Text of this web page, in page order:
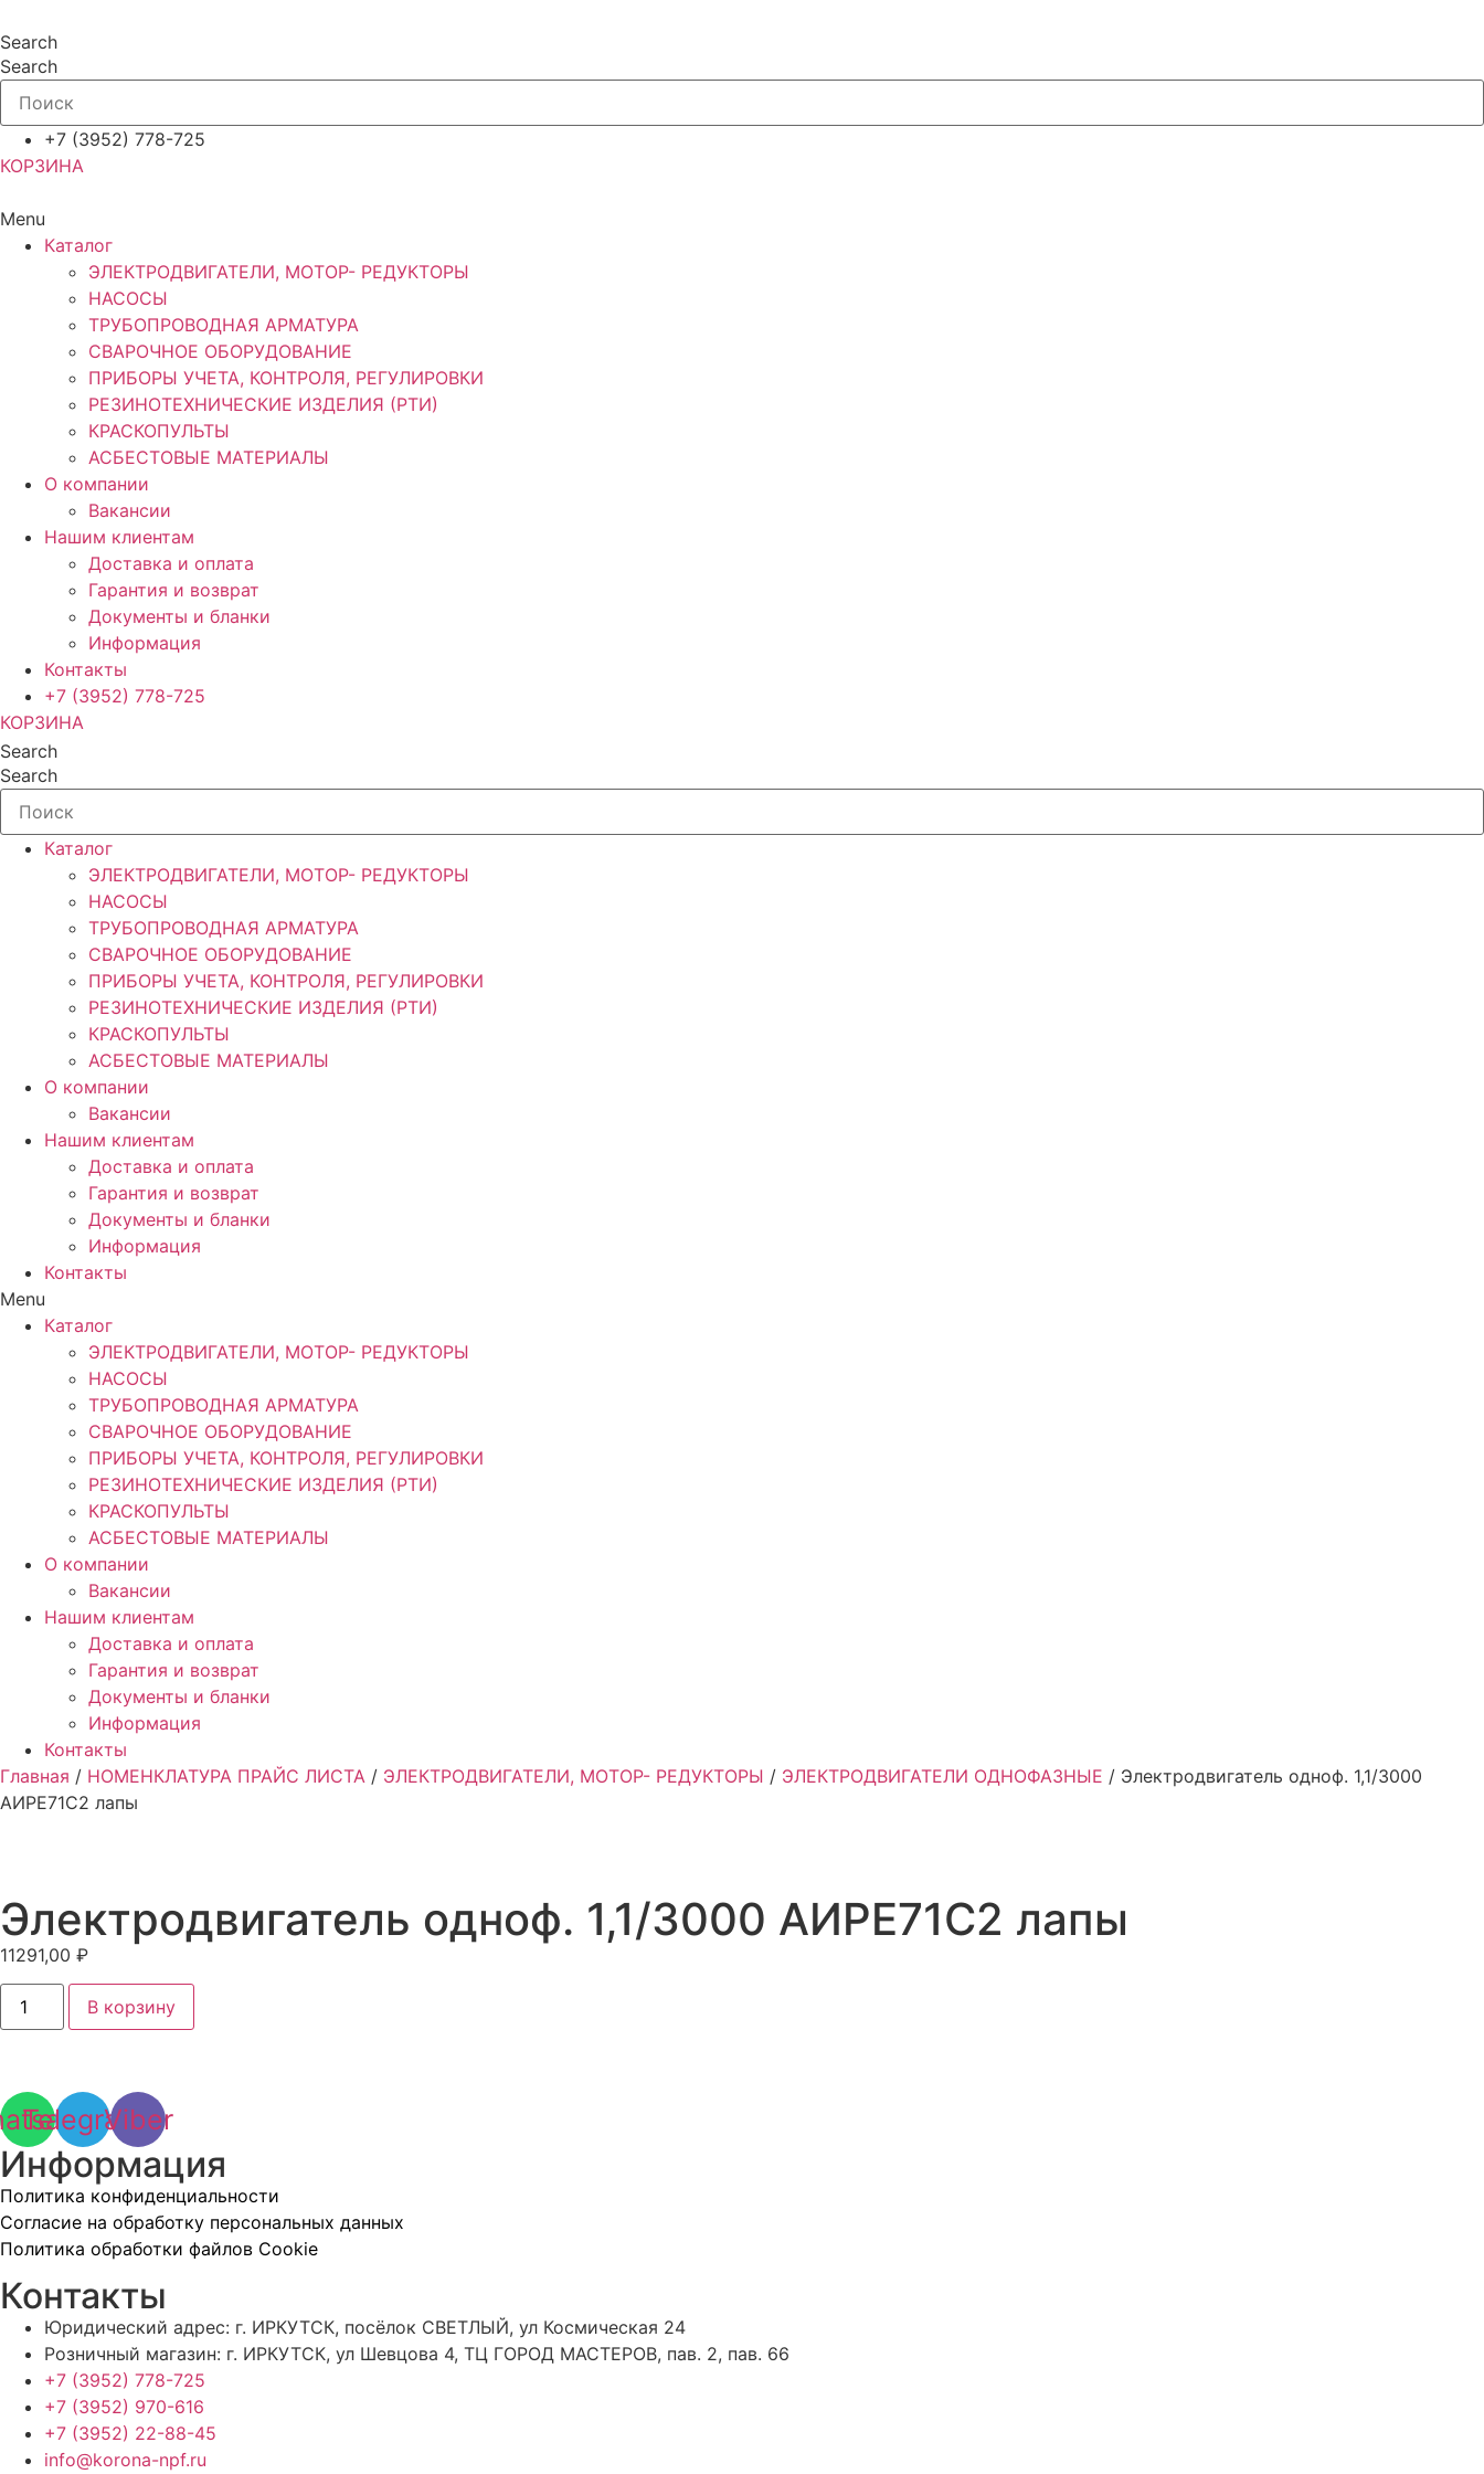
к
содержимому
Search
Search
+7 (3952) 778-725
КОРЗИНА
Menu
Каталог
ЭЛЕКТРОДВИГАТЕЛИ, МОТОР- РЕДУКТОРЫ
НАСОСЫ
ТРУБОПРОВОДНАЯ АРМАТУРА
СВАРОЧНОЕ ОБОРУДОВАНИЕ
ПРИБОРЫ УЧЕТА, КОНТРОЛЯ, РЕГУЛИРОВКИ
РЕЗИНОТЕХНИЧЕСКИЕ ИЗДЕЛИЯ (РТИ)
КРАСКОПУЛЬТЫ
АСБЕСТОВЫЕ МАТЕРИАЛЫ
О компании
Вакансии
Нашим клиентам
Доставка и оплата
Гарантия и возврат
Документы и бланки
Информация
Контакты
+7 (3952) 778-725
КОРЗИНА
Search
Search
Каталог
ЭЛЕКТРОДВИГАТЕЛИ, МОТОР- РЕДУКТОРЫ
НАСОСЫ
ТРУБОПРОВОДНАЯ АРМАТУРА
СВАРОЧНОЕ ОБОРУДОВАНИЕ
ПРИБОРЫ УЧЕТА, КОНТРОЛЯ, РЕГУЛИРОВКИ
РЕЗИНОТЕХНИЧЕСКИЕ ИЗДЕЛИЯ (РТИ)
КРАСКОПУЛЬТЫ
АСБЕСТОВЫЕ МАТЕРИАЛЫ
О компании
Вакансии
Нашим клиентам
Доставка и оплата
Гарантия и возврат
Документы и бланки
Информация
Контакты
Menu
Каталог
ЭЛЕКТРОДВИГАТЕЛИ, МОТОР- РЕДУКТОРЫ
НАСОСЫ
ТРУБОПРОВОДНАЯ АРМАТУРА
СВАРОЧНОЕ ОБОРУДОВАНИЕ
ПРИБОРЫ УЧЕТА, КОНТРОЛЯ, РЕГУЛИРОВКИ
РЕЗИНОТЕХНИЧЕСКИЕ ИЗДЕЛИЯ (РТИ)
КРАСКОПУЛЬТЫ
АСБЕСТОВЫЕ МАТЕРИАЛЫ
О компании
Вакансии
Нашим клиентам
Доставка и оплата
Гарантия и возврат
Документы и бланки
Информация
Контакты
Главная / НОМЕНКЛАТУРА ПРАЙС ЛИСТА / ЭЛЕКТРОДВИГАТЕЛИ, МОТОР- РЕДУКТОРЫ / ЭЛЕКТРОДВИГАТЕЛИ ОДНОФАЗНЫЕ / Электродвигатель одноф. 1,1/3000
АИРЕ71С2 лапы
Электродвигатель одноф. 1,1/3000 АИРЕ71С2 лапы
11291,00 ₽
Количество
товара
Электродвигатель
лапы
В корзину
Telegram
Viber
Информация
Политика конфиденциальности
Согласие на обработку персональных данных
Политика обработки файлов Cookie
Контакты
Юридический адрес: г. ИРКУТСК, посёлок СВЕТЛЫЙ, ул Космическая 24
Розничный магазин: г. ИРКУТСК, ул Шевцова 4, ТЦ ГОРОД МАСТЕРОВ, пав. 2, пав. 66
+7 (3952) 778-725
+7 (3952) 970-616
+7 (3952) 22-88-45
info@korona-npf.ru